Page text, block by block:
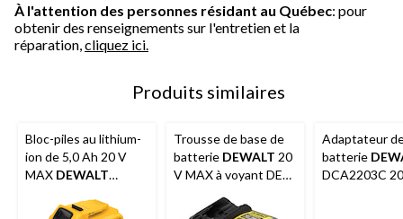
À l'attention des personnes résidant au Québec: pour
obtenir des renseignements sur l'entretien et la
réparation, cliquez ici.
Produits similaires
Bloc-piles au lithium-
ion de 5,0 Ah 20 V
MAX DEWALT
indicateur de
Trousse de base de
batterie DEWALT 20
V MAX à voyant DEL,
Adaptateur
batterie
DCA2203C